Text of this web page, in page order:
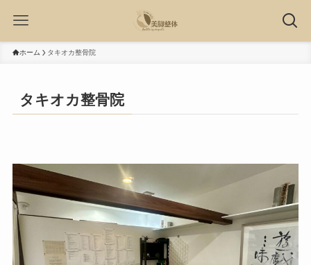
ホーム タキオカ整骨院
タキオカ整骨院